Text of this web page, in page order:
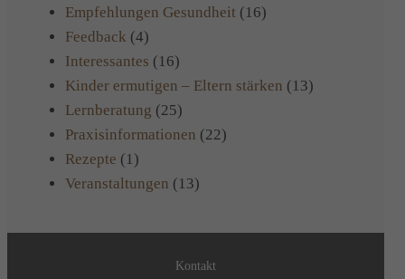
Empfehlungen Gesundheit (16)
Feedback (4)
Interessantes (16)
Kinder ermutigen – Eltern stärken (13)
Lernberatung (25)
Praxisinformationen (22)
Rezepte (1)
Veranstaltungen (13)
Kontakt